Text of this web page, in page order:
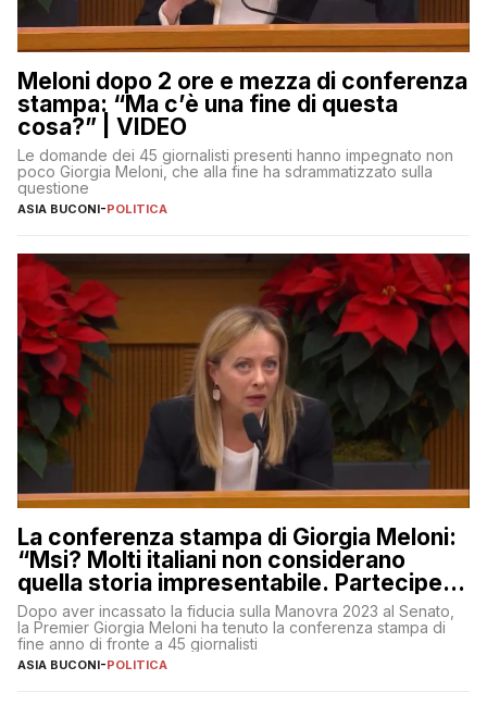
Meloni dopo 2 ore e mezza di conferenza
stampa: “Ma c’è una fine di questa
cosa?” | VIDEO
Le domande dei 45 giornalisti presenti hanno impegnato non
poco Giorgia Meloni, che alla fine ha sdrammatizzato sulla
questione
ASIA BUCONI-POLITICA
La conferenza stampa di Giorgia Meloni:
“Msi? Molti italiani non considerano
quella storia impresentabile. Parteciperò
al 25 aprile”
Dopo aver incassato la fiducia sulla Manovra 2023 al Senato,
la Premier Giorgia Meloni ha tenuto la conferenza stampa di
fine anno di fronte a 45 giornalisti
ASIA BUCONI-POLITICA